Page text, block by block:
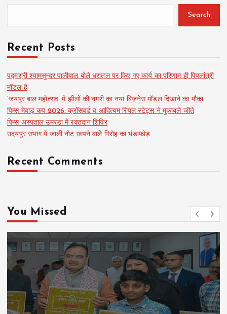
Search
Recent Posts
पद्मश्री श्यामसुन्दर पालीवाल बोले धरातल पर किए गए कार्य का परिणाम ही पिपलांत्री
मॉडल है
‘जयपुर बाल महोत्सव’ में झीलों की नगरी का नया बिज़नेस मॉडल दिखाने का मौका
पिम्स मेवाड़ कप 2026: क्रॉसवर्ड व आदित्यम रियल स्टेट्स ने मुकाबले जीते
पिम्स अस्पताल उमरडा में रक्तदान शिविर
उदयपुर संभाग में जाली नोट छापने वाले गिरोह का भंडाफोड़
Recent Comments
You Missed